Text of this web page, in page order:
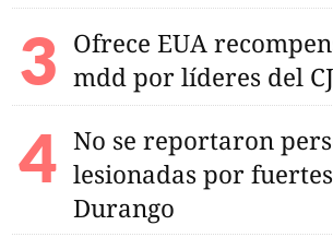
Ofrece EUA
mdd por líderes del
No se reportaron
lesionadas por
Durango